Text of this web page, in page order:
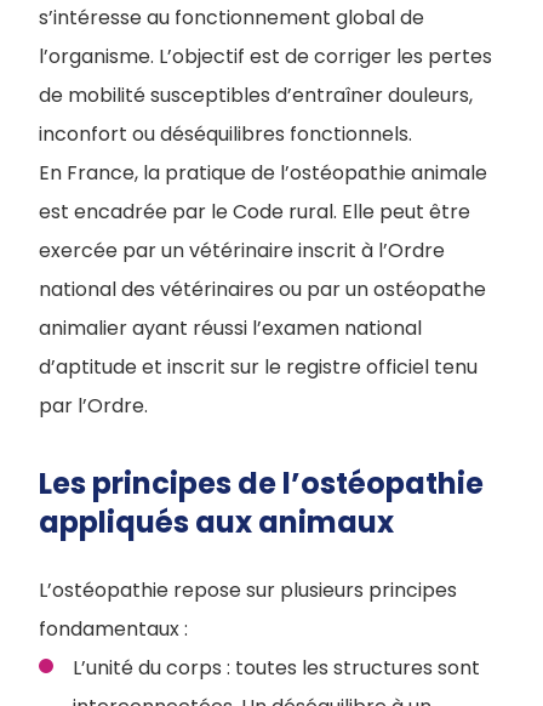
s’intéresse au fonctionnement global de
l’organisme. L’objectif est de corriger les pertes
de mobilité susceptibles d’entraîner douleurs,
inconfort ou déséquilibres fonctionnels.
En France, la pratique de l’ostéopathie animale
est encadrée par le Code rural. Elle peut être
exercée par un vétérinaire inscrit à l’Ordre
national des vétérinaires ou par un ostéopathe
animalier ayant réussi l’examen national
d’aptitude et inscrit sur le registre officiel tenu
par l’Ordre.
Les principes de l’ostéopathie
appliqués aux animaux
L’ostéopathie repose sur plusieurs principes
fondamentaux :
L’unité du corps : toutes les structures sont